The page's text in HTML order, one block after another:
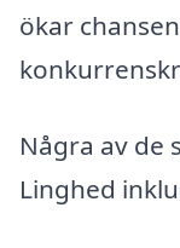
ökar
Några av de
Linghed